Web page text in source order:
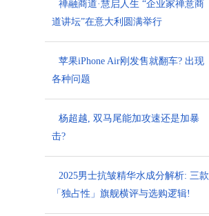
禅融商道·慧启人生 “企业家禅意商
道讲坛”在意大利圆满举行
苹果iPhone Air刚发售就翻车? 出现
各种问题
杨超越, 双马尾能加攻速还是加暴
击?
2025男士抗皱精华水成分解析: 三款
「独占性」旗舰横评与选购逻辑!